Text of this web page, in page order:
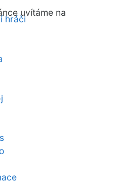
hráči
uvítáme na